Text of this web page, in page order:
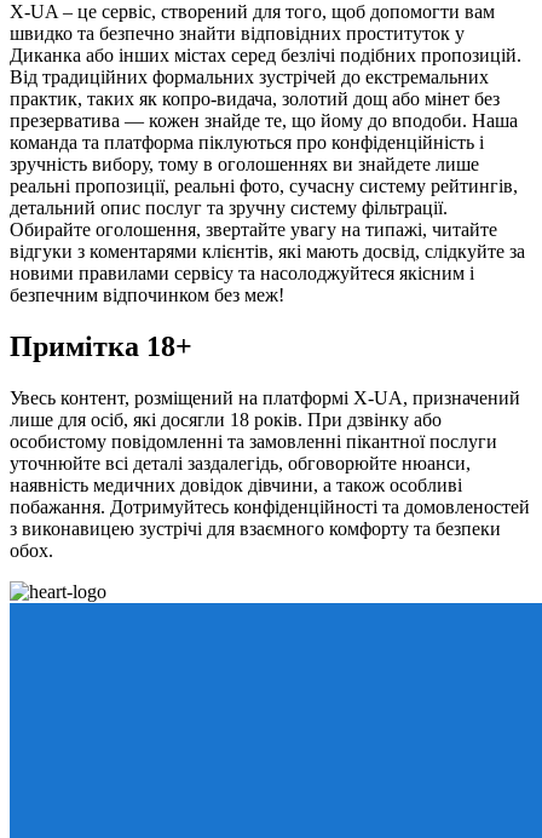
X-UA – це сервіс, створений для того, щоб допомогти вам
швидко та безпечно знайти відповідних проституток у
Диканка або інших містах серед безлічі подібних пропозицій.
Від традиційних формальних зустрічей до екстремальних
практик, таких як копро-видача, золотий дощ або мінет без
презерватива — кожен знайде те, що йому до вподоби. Наша
команда та платформа піклуються про конфіденційність і
зручність вибору, тому в оголошеннях ви знайдете лише
реальні пропозиції, реальні фото, сучасну систему рейтингів,
детальний опис послуг та зручну систему фільтрації.
Обирайте оголошення, звертайте увагу на типажі, читайте
відгуки з коментарями клієнтів, які мають досвід, слідкуйте за
новими правилами сервісу та насолоджуйтеся якісним і
безпечним відпочинком без меж!
Примітка 18+
Увесь контент, розміщений на платформі X-UA, призначений
лише для осіб, які досягли 18 років. При дзвінку або
особистому повідомленні та замовленні пікантної послуги
уточнюйте всі деталі заздалегідь, обговорюйте нюанси,
наявність медичних довідок дівчини, а також особливі
побажання. Дотримуйтесь конфіденційності та домовленостей
з виконавицею зустрічі для взаємного комфорту та безпеки
обох.